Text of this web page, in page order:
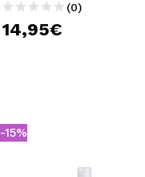
(0)
14,95€
-15%